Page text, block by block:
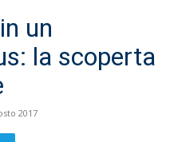
un
la scoperta
2017